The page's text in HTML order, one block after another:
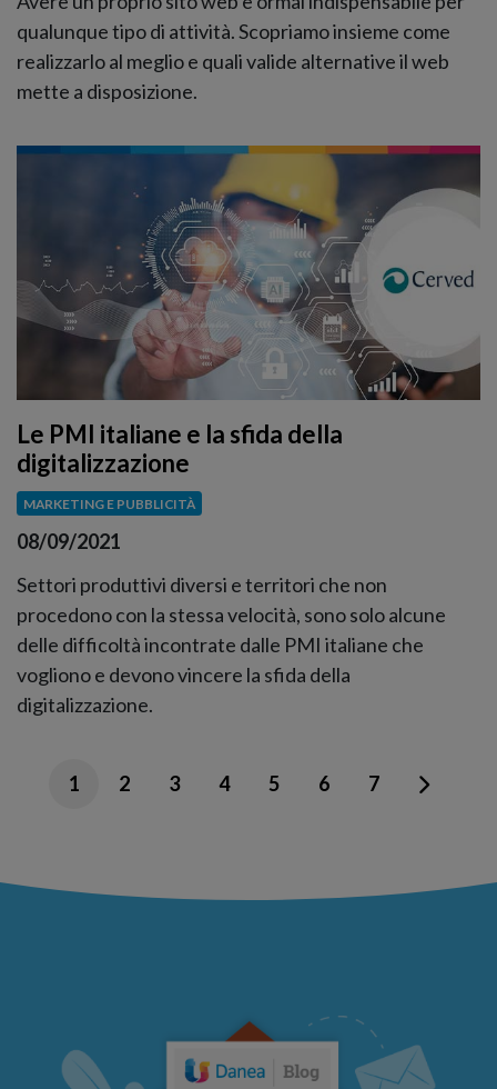
qualunque tipo di attività. Scopriamo insieme come
realizzarlo al meglio e quali valide alternative il web
mette a disposizione.
Le PMI italiane e la sfida della
digitalizzazione
MARKETING E PUBBLICITÀ
08/09/2021
Settori produttivi diversi e territori che non
procedono con la stessa velocità, sono solo alcune
delle difficoltà incontrate dalle PMI italiane che
vogliono e devono vincere la sfida della
digitalizzazione.
1 2 3 4 5 6 7